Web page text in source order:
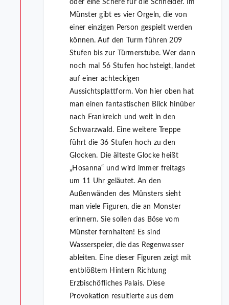
oder eine Schere für die Schneider. Im
Münster gibt es vier Orgeln, die von
einer einzigen Person gespielt werden
können. Auf den Turm führen 209
Stufen bis zur Türmerstube. Wer dann
noch mal 56 Stufen hochsteigt, landet
auf einer achteckigen
Aussichtsplattform. Von hier oben hat
man einen fantastischen Blick hinüber
nach Frankreich und weit in den
Schwarzwald. Eine weitere Treppe
führt die 36 Stufen hoch zu den
Glocken. Die älteste Glocke heißt
„Hosanna“ und wird immer freitags
um 11 Uhr geläutet. An den
Außenwänden des Münsters sieht
man viele Figuren, die an Monster
erinnern. Sie sollen das Böse vom
Münster fernhalten! Es sind
Wasserspeier, die das Regenwasser
ableiten. Eine dieser Figuren zeigt mit
entblößtem Hintern Richtung
Erzbischöfliches Palais. Diese
Provokation resultierte aus dem